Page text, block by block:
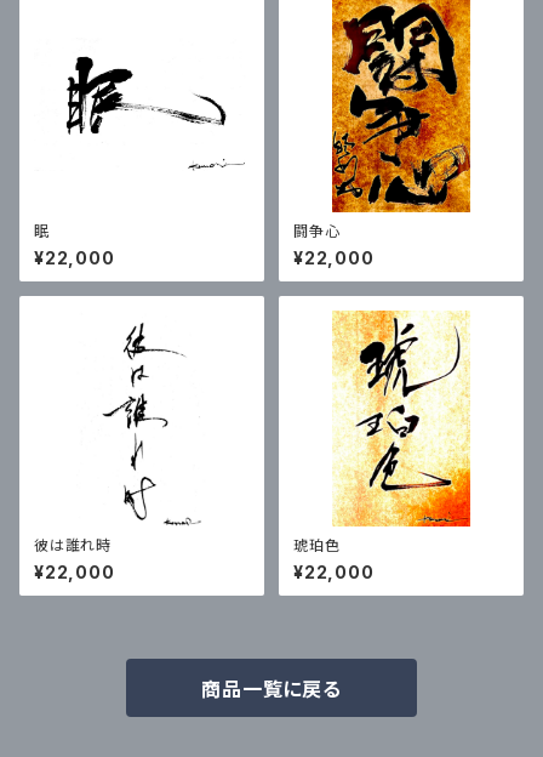
眠
¥22,000
闘争心
¥22,000
彼は誰れ時
¥22,000
琥珀色
¥22,000
商品一覧に戻る